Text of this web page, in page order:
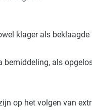
klager als
als
op het volgen van